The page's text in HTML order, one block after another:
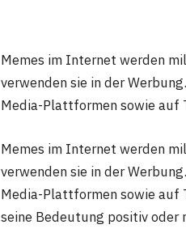
Memes im Internet werden
verwenden sie in der
Media-Plattformen sowie auf
Memes im Internet werden
verwenden sie in der
Media-Plattformen sowie auf
seine Bedeutung positiv oder